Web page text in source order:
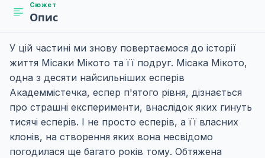
Сюжет
Опис
У цій частині ми знову повертаємося до історії
життя Місаки Мікото та її подруг. Місака Мікото,
одна з десяти найсильніших есперів
Академмістечка, еспер п'ятого рівня, дізнається
про страшні експерименти, внаслідок яких гинуть
тисячі есперів. І не просто есперів, а її власних
клонів, на створення яких вона несвідомо
погодилася ще багато років тому. Обтяжена